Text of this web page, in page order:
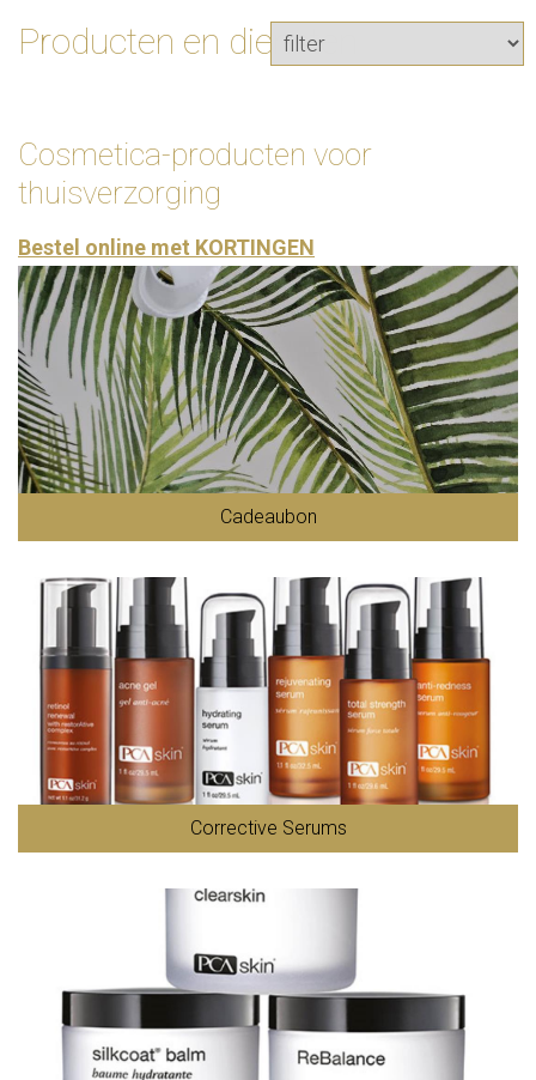
Producten en diensten
Cosmetica-producten voor
thuisverzorging
Bestel online met KORTINGEN
Cadeaubon
Corrective Serums